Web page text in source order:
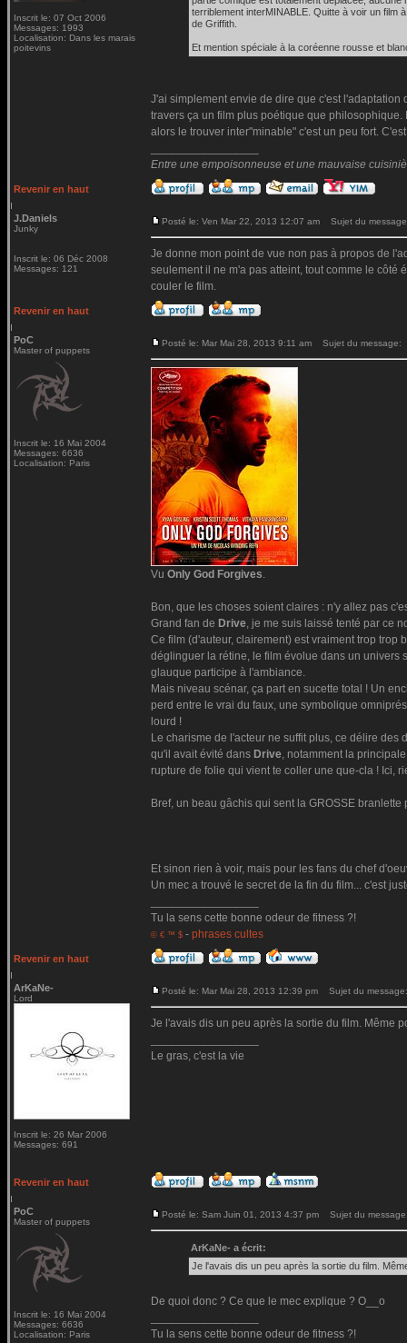
Inscrit le: 07 Oct 2006
Messages: 1993
Localisation: Dans les marais
poitevins
terriblement interMINABLE. Quitte à voir un film
de Griffith.
Et mention spéciale à la coréenne rousse et
J'ai simplement envie de dire que c'est
travers ça un film plus poétique que
alors le trouver inter"minable" c'est un peu fort.
Entre une empoisonneuse et une mauvaise
Revenir en haut
J.Daniels
Junky
Inscrit le: 06 Déc 2008
Messages: 121
Posté le: Ven Mar 22, 2013 12:07 am Sujet du
Je donne mon point de vue non pas à propos de
seulement il ne m'a pas atteint, tout comme le
couler le film.
Revenir en haut
PoC
Master of puppets
Inscrit le: 16 Mai 2004
Messages: 6636
Localisation: Paris
Posté le: Mar Mai 28, 2013 9:11 am Sujet du message:
Vu Only God Forgives.
Bon, que les choses soient claires : n'y allez pas
Grand fan de Drive, je me suis laissé tenté par ce
Ce film (d'auteur, clairement) est vraiment trop
déglinguer la rétine, le film évolue dans un univers
glauque participe à l'ambiance.
Mais niveau scénar, ça part en sucette total ! Un
perd entre le vrai du faux, une symbolique
lourd !
Le charisme de l'acteur ne suffit plus, ce délire
qu'il avait évité dans Drive, notamment la
rupture de folie qui vient te coller une que-cla ! Ici,
Bref, un beau gâchis qui sent la GROSSE
Et sinon rien à voir, mais pour les fans du chef
Un mec a trouvé le secret de la fin du film... c'est
Tu la sens cette bonne odeur de fitness ?!
© € ™ $ - phrases cultes
Revenir en haut
ArKaNe-
Lord
Inscrit le: 26 Mar 2006
Messages: 691
Posté le: Mar Mai 28, 2013 12:39 pm Sujet du message:
Je l'avais dis un peu après la sortie du film. Même
Le gras, c'est la vie
Revenir en haut
PoC
Master of puppets
Inscrit le: 16 Mai 2004
Messages: 6636
Localisation: Paris
Posté le: Sam Juin 01, 2013 4:37 pm Sujet du
ArKaNe- a écrit:
Je l'avais dis un peu après la sortie du film.
De quoi donc ? Ce que le mec explique ? O__o
Tu la sens cette bonne odeur de fitness ?!